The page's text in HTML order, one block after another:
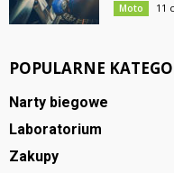
Moto 11
POPULARNE
Narty biegowe
Laboratorium
Zakupy